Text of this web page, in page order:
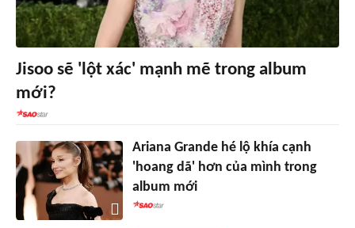
Jisoo sẽ 'lột xác' mạnh mẽ trong album
mới?
Ariana Grande hé lộ khía cạnh
'hoang dã' hơn của mình trong
album mới